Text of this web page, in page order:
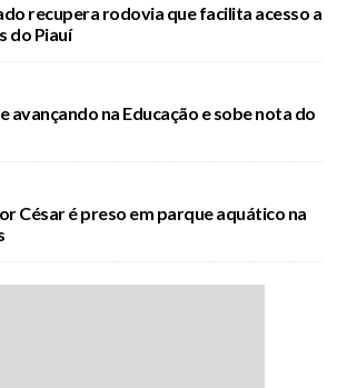
recupera rodovia que facilita acesso a
do Piauí
avançando na Educação e sobe nota do
César é preso em parque aquático na